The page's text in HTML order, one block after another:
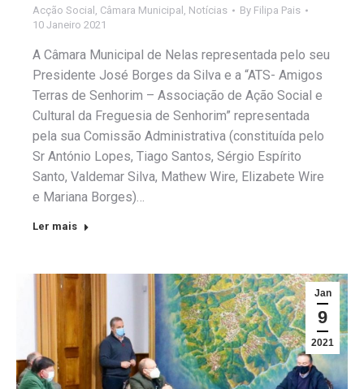
Acção Social , Câmara Municipal , Notícias By Filipa Pais
10 Janeiro 2021
A Câmara Municipal de Nelas representada pelo seu
Presidente José Borges da Silva e a “ATS- Amigos
Terras de Senhorim – Associação de Ação Social e
Cultural da Freguesia de Senhorim” representada
pela sua Comissão Administrativa (constituída pelo
Sr António Lopes, Tiago Santos, Sérgio Espírito
Santo, Valdemar Silva, Mathew Wire, Elizabete Wire
e Mariana Borges)…
Ler mais
Jan
9
2021